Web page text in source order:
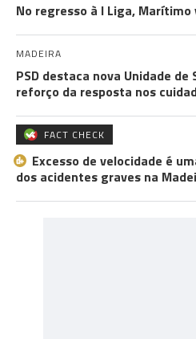
No regresso à I Liga, Marítimo
MADEIRA
PSD destaca nova Unidade
reforço da resposta nos
FACT CHECK
Excesso de velocidade é
dos acidentes graves na